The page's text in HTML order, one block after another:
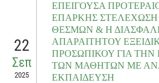
αναπηρίες ή/και τη βιωσιμότητα των
διαδικασιών επαναδιαπραγμάτευσης του
περιορισμένο βαθμό αυτονομίας και
περιλαμβανομένης της εξέτασης των
ολοκλήρωση των σχετικών ρυθμιστικών
χρονοδιαγράμματος.
22
Σεπ
2025
ΕΠΕΙΓΟΥΣΑ
ΕΠΑΡΚΗΣ
ΘΕΣΜΩΝ & Η
ΑΠΑΡΑΙΤΗΤΟΥ
ΠΡΟΣΩΠΙΚΟΥ ΓΙΑ ΤΗΝ
ΤΩΝ ΜΑΘΗΤΩΝ ΜΕ
ΕΚΠΑΙΔΕΥΣΗ